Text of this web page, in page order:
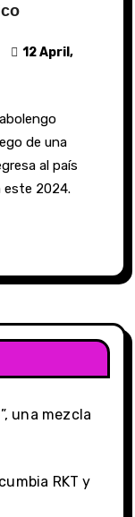
12 April,
de una
al país
este 2024.
una mezcla
RKT y